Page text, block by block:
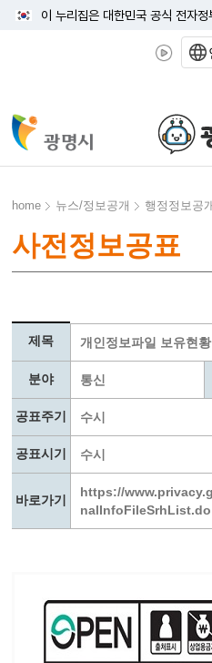
이 누리집은 대한민국 공식 전자
home 뉴스/정보공개 행정정보공
사전정보공표
제목 개인정보파일 보유현황
분야 통신
공표주기 수시
공표시기 수시
바로가기
https://
nalInfoFileSrhList.do